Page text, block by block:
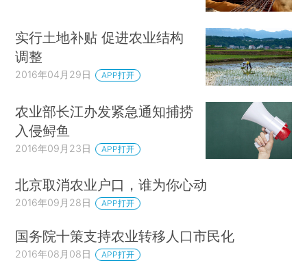
实行土地补贴 促进农业结构
调整
2016年04月29日 APP打开
农业部长江办发紧急通知捕捞
入侵鲟鱼
2016年09月23日 APP打开
北京取消农业户口，谁为你心动
2016年09月28日 APP打开
国务院十策支持农业转移人口市民化
2016年08月08日 APP打开